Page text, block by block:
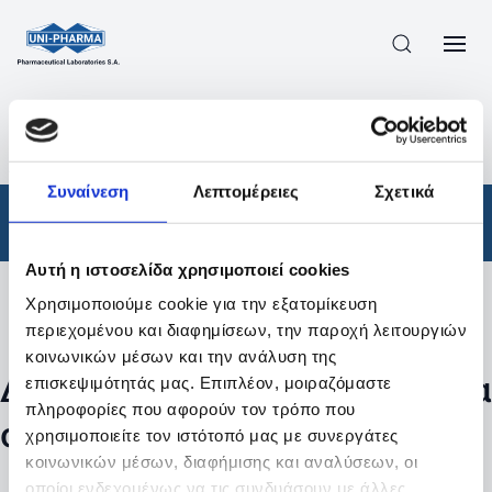
Συναίνεση Λεπτομέρειες Σχετικά
Αυτή η ιστοσελίδα χρησιμοποιεί cookies
Χρησιμοποιούμε cookie για την εξατομίκευση
περιεχομένου και διαφημίσεων, την παροχή λειτουργιών
κοινωνικών μέσων και την ανάλυση της
επισκεψιμότητάς μας. Επιπλέον, μοιραζόμαστε
πληροφορίες που αφορούν τον τρόπο που
χρησιμοποιείτε τον ιστότοπό μας με συνεργάτες
κοινωνικών μέσων, διαφήμισης και αναλύσεων, οι
οποίοι ενδεχομένως να τις συνδυάσουν με άλλες
ΠΡΟΪΟΝΤΑ ΣΥΝΤΑΓΟΓΡΑΦΟΎΜΕΝΑ
/
ΑΠΟΤΕΛΕΣΜΑΤΑ ΑΝΑΖΗΤΗΣΗΣ
Φάρμακα / Συνταγογραφούμενα
Φίλτρα
Δεν βρέθηκαν προϊόντα με τα
συγκεκριμένα φίλτρα